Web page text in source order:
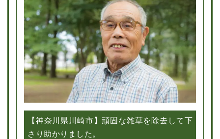
【神奈川県川崎市】頑固な雑草を除去して下
さり助かりました。